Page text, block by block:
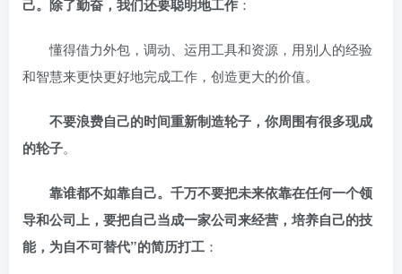
己。除了勤奋，我们还要聪明地工作 ：
懂得借力外包，调动、运用工具和资源，用别人的经验
和智慧来更快更好地完成工作，创造更大的价值。
不要浪费自己的时间重新制造轮子，你周围有很多现成
的轮子。
靠谁都不如靠自己。千万不要把未来依靠在任何一个领
导和公司上，要把自己当成一家公司来经营，培养自己的技
能，为自不可替代”的简历打工 ：